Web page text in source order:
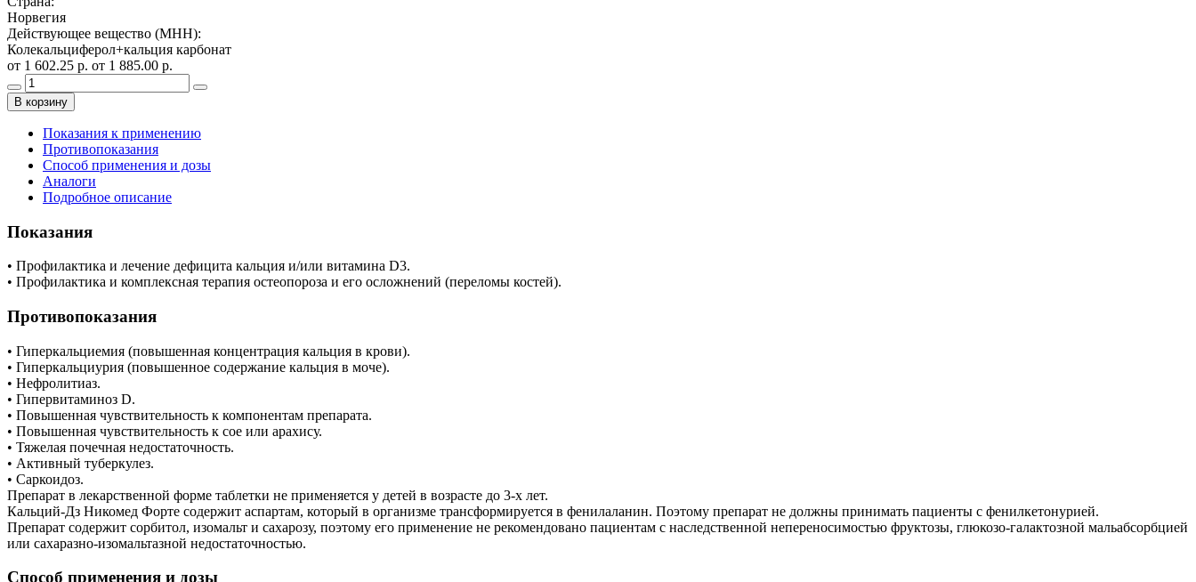
Норвегия
Действующее вещество (МНН):
Колекальциферол+кальция карбонат
от 1 602.25 р. от 1 885.00 р.
В корзину
Показания к применению
Противопоказания
Способ применения и дозы
Аналоги
Подробное описание
Показания
• Профилактика и лечение дефицита кальция и/или витамина D3.
• Профилактика и комплексная терапия остеопороза и его осложнений (переломы костей).
Противопоказания
• Гиперкальциемия (повышенная концентрация кальция в крови).
• Гиперкальциурия (повышенное содержание кальция в моче).
• Нефролитиаз.
• Гипервитаминоз D.
• Повышенная чувствительность к компонентам препарата.
• Повышенная чувствительность к сое или арахису.
• Тяжелая почечная недостаточность.
• Активный туберкулез.
• Саркоидоз.
Препарат в лекарственной форме таблетки не применяется у детей в возрасте до 3-х лет.
Кальций-Дз Никомед Форте содержит аспартам, который в организме трансформируется в фенилаланин. Поэтому препарат не должны принимать пациенты с фенилкетонурией.
Препарат содержит сорбитол, изомальт и сахарозу, поэтому его применение не рекомендовано пациентам с наследственной непереносимостью фруктозы, глюкозо-галактозной мальабсорбцией
или сахаразно-изомальтазной недостаточностью.
Способ применения и дозы